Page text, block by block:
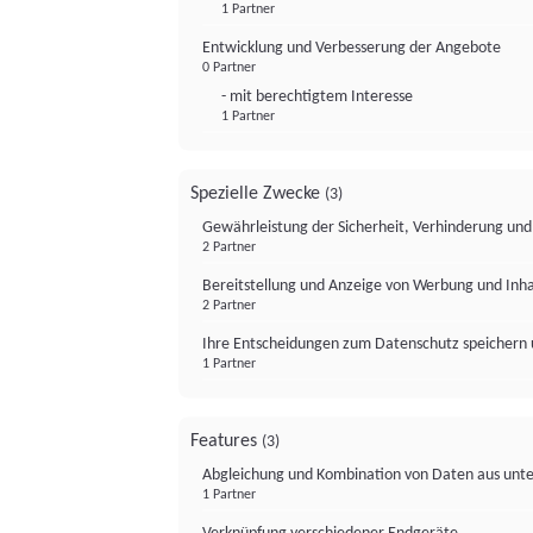
1 Partner
Entwicklung und Verbesserung der Angebote
0 Partner
- mit berechtigtem Interesse
1 Partner
Spezielle Zwecke (3)
Gewährleistung der Sicherheit, Verhinderung
2 Partner
Bereitstellung und Anzeige von Werbung und
2 Partner
Ihre Entscheidungen zum Datenschutz
1 Partner
Features (3)
Abgleichung und Kombination von Daten aus
1 Partner